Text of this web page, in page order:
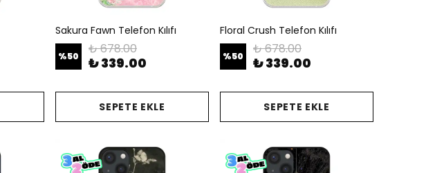
Sakura Fawn Telefon Kılıfı
%50 ₺ 678.00
₺ 339.00
SEPETE EKLE
Floral Crush Telefon Kılıfı
%50 ₺ 678.00
₺ 339.00
SEPETE EKLE